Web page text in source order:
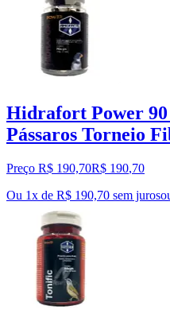
Hidrafort Power 90
Pássaros Torneio
Preço R$ 190,70R$ 190,70
Ou 1x de R$ 190,70 sem juros